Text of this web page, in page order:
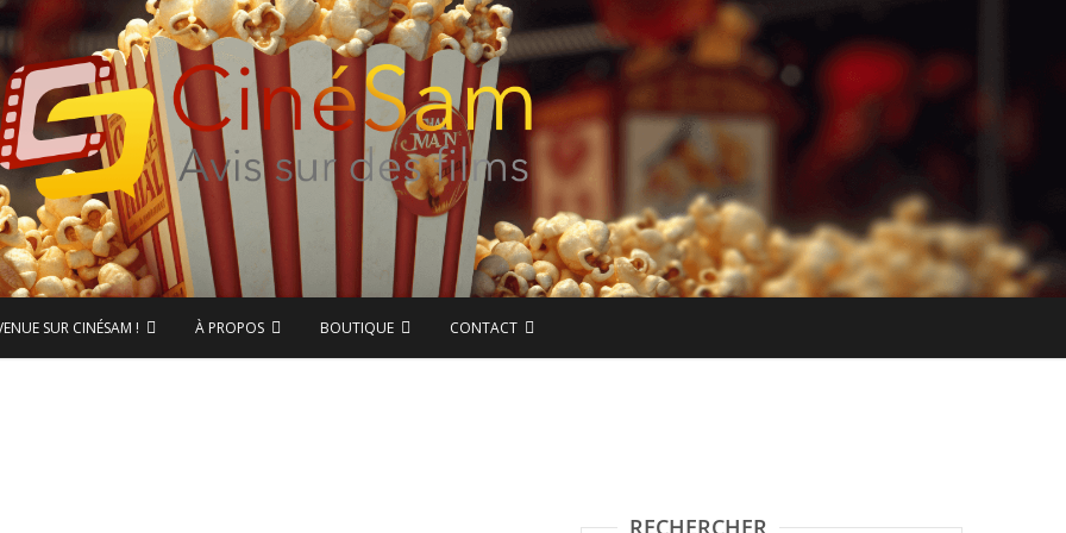
de données CinéSam
SUR CINÉSAM ! À PROPOS BOUTIQUE CONTACT
RECHERCHER